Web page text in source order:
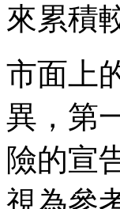
來累積
市面上
異，第
險的宣
視為參